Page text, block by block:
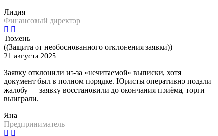
Лидия
Финансовый директор
Тюмень
((Защита от необоснованного отклонения заявки))
21 августа 2025
Заявку отклонили из-за «нечитаемой» выписки, хотя
документ был в полном порядке. Юристы оперативно подали
жалобу — заявку восстановили до окончания приёма, торги
выиграли.
Яна
Предприниматель